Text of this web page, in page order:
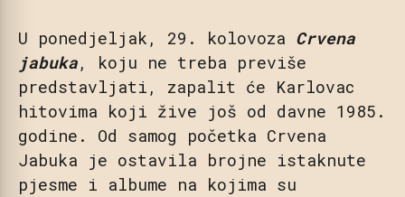
U ponedjeljak, 29. kolovoza Crvena
jabuka, koju ne treba previše
predstavljati, zapalit će Karlovac
hitovima koji žive još od davne 1985.
godine. Od samog početka Crvena
Jabuka je ostavila brojne istaknute
pjesme i albume na kojima su